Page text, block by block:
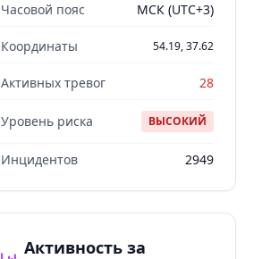
Часовой пояс МСК (UTC+3)
Координаты 54.19, 37.62
Активных тревог 28
Уровень риска ВЫСОКИЙ
Инцидентов 2949
Активность за